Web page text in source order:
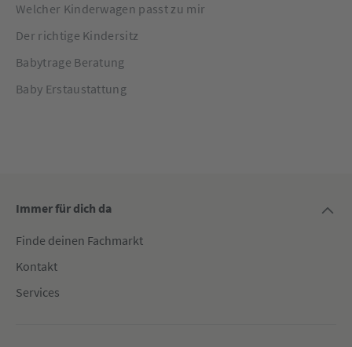
Welcher Kinderwagen passt zu mir
Der richtige Kindersitz
Babytrage Beratung
Baby Erstaustattung
Immer für dich da
Finde deinen Fachmarkt
Kontakt
Services